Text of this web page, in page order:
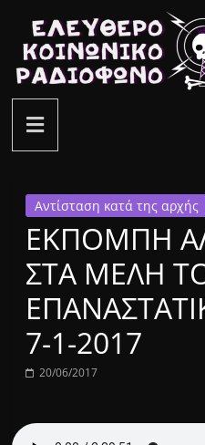
περιεχόμενο
ελεύθερο
κοινωνικό
1431AM
Αντίσταση κατά της αρχής
ΕΚΠΟΜΠΗ
ΣΤΑ ΜΕΛΗ
7-1-2017
20/06/2017